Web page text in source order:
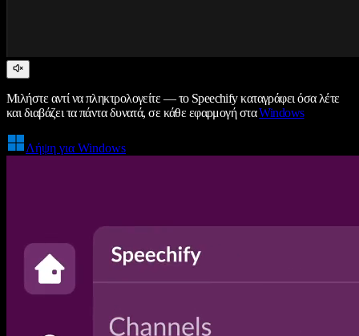
Μιλήστε αντί να πληκτρολογείτε — το Speechify καταγράφει όσα λέτε
και διαβάζει τα πάντα δυνατά, σε κάθε εφαρμογή σταWindows
Λήψη για Windows